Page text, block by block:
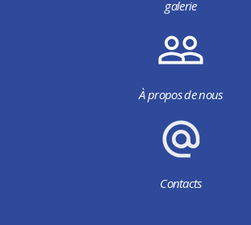
galerie
À propos de nous
Contacts